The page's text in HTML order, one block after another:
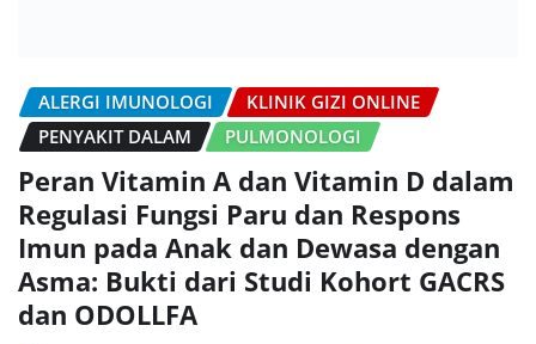
ALERGI IMUNOLOGI
KLINIK GIZI ONLINE
PENYAKIT DALAM
PULMONOLOGI
Peran Vitamin A dan Vitamin D dalam
Regulasi Fungsi Paru dan Respons
Imun pada Anak dan Dewasa dengan
Asma: Bukti dari Studi Kohort GACRS
dan ODOLLFA